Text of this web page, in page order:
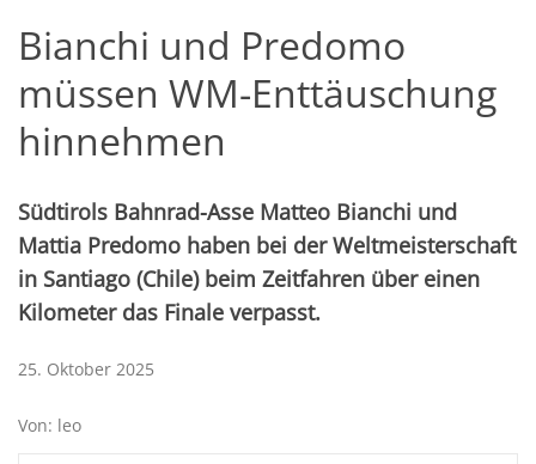
Bianchi und Predomo
müssen WM-Enttäuschung
hinnehmen
Südtirols Bahnrad-Asse Matteo Bianchi und
Mattia Predomo haben bei der Weltmeisterschaft
in Santiago (Chile) beim Zeitfahren über einen
Kilometer das Finale verpasst.
25. Oktober 2025
Von: leo